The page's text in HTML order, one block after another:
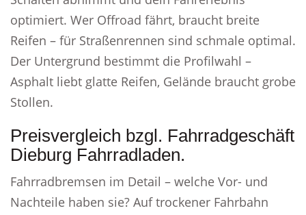
optimiert. Wer Offroad fährt, braucht breite
Reifen – für Straßenrennen sind schmale optimal.
Der Untergrund bestimmt die Profilwahl –
Asphalt liebt glatte Reifen, Gelände braucht grobe
Stollen.
Preisvergleich bzgl. Fahrradgeschäft
Dieburg Fahrradladen.
Fahrradbremsen im Detail – welche Vor- und
Nachteile haben sie? Auf trockener Fahrbahn